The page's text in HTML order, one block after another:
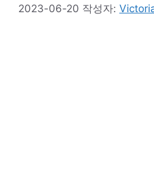
2023-06-20 작성자: